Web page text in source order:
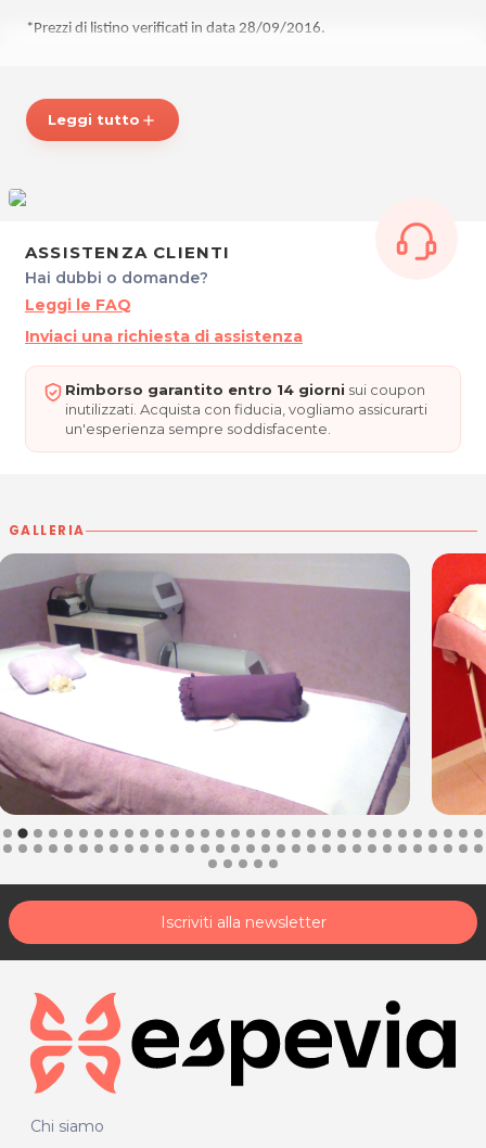
*Prezzi di listino verificati in data 28/09/2016.
Dal Lunedì al Venerdì dalle 10.00 alle 18.00
P.IVA 01139920316
scrivi aposta@espevia.it
Leggi tutto add
ASSISTENZA CLIENTI
Hai dubbi o domande?
Leggi le FAQ
Inviaci una richiesta di assistenza
Rimborso garantito entro 14 giorni sui coupon
inutilizzati. Acquista con fiducia, vogliamo assicurarti
un'esperienza sempre soddisfacente.
GALLERIA
Iscriviti alla newsletter
Chi siamo